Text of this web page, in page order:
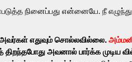
நினைப்பது என்னையே. நீ
எதுவும் சொல்லவில்லை.
அவனால் பார்க்க முடிய